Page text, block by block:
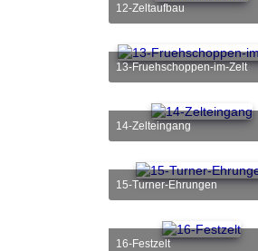
12-Zeltaufbau
13-Fruehschoppen-im-Zelt
14-Zelteingang
15-Turner-Ehrungen
16-Festzelt